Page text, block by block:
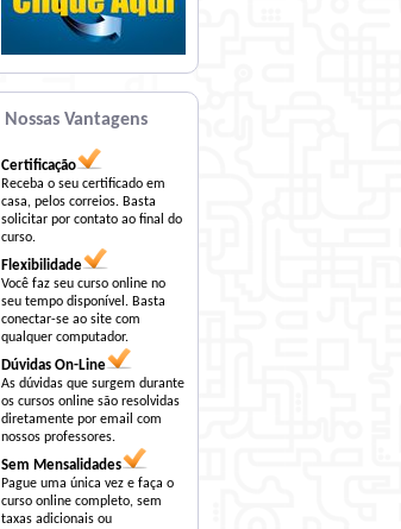
Nossas Vantagens
Certificação
Receba o seu certificado em
casa, pelos correios. Basta
solicitar por contato ao final do
curso.
Flexibilidade
Você faz seu curso online no
seu tempo disponível. Basta
conectar-se ao site com
qualquer computador.
Dúvidas On-Line
As dúvidas que surgem durante
os cursos online são resolvidas
diretamente por email com
nossos professores.
Sem Mensalidades
Pague uma única vez e faça o
curso online completo, sem
taxas adicionais ou